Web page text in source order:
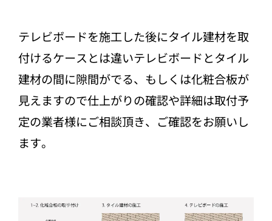
テレビボードを施工した後にタイル建材を取
付けるケースとは違いテレビボードとタイル
建材の間に隙間がでる、もしくは化粧合板が
見えますので仕上がりの確認や詳細は取付予
定の業者様にご相談頂き、ご確認をお願いし
ます。